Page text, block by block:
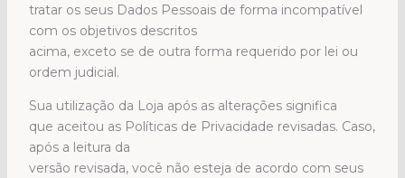
tratar os seus Dados Pessoais de forma incompatível
com os objetivos descritos
acima, exceto se de outra forma requerido por lei ou
ordem judicial.
Sua utilização da Loja após as alterações significa
que aceitou as Políticas de Privacidade revisadas. Caso,
após a leitura da
versão revisada, você não esteja de acordo com seus